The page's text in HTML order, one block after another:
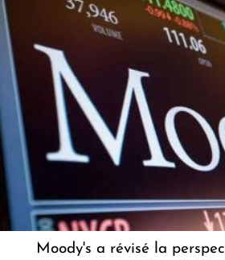
Moody's a révisé la